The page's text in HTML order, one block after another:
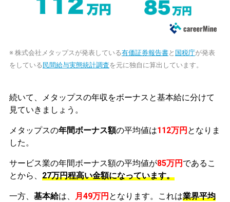
※ 株式会社メタップスが発表している有価証券報告書と 国税庁が発表
をしている 民間給与実態統計調査を元に独自に算出しています。
続いて、メタップスの年収をボーナスと基本給に分けて
見ていきましょう。
メタップスの年間ボーナス額の平均値は112万円 となりま
した。
サービス業の年間ボーナス額の平均値が85万円 であるこ
とから、 27万円程高い金額になっています。
一方、 基本給は、 月49万円 となります。これは業界平均